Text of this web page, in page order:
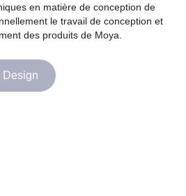
en matière de conception de
le travail de conception et
des produits de Moya.
Design